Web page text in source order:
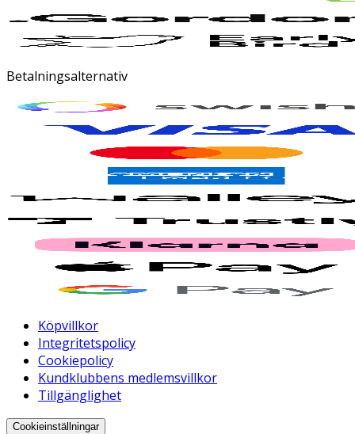
Betalningsalternativ
Köpvillkor
Integritetspolicy
Cookiepolicy
Kundklubbens medlemsvillkor
Tillgänglighet
Cookieinställningar